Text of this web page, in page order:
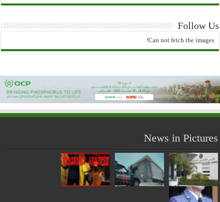
Follow Us
Can not fetch the images!
News in Pictures